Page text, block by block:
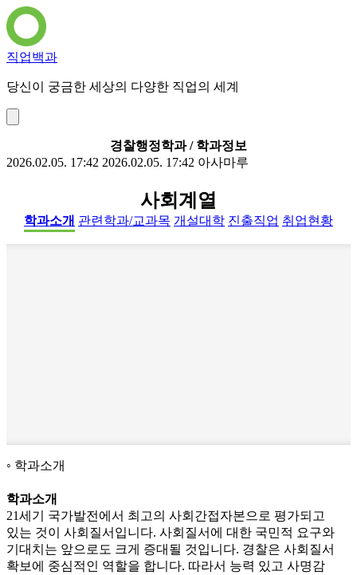
직업백과
당신이 궁금한 세상의 다양한 직업의 세계
경찰행정학과 / 학과정보
2026.02.05. 17:42 2026.02.05. 17:42 아사마루
사회계열
학과소개 관련학과/교과목 개설대학 진출직업 취업현황
학과소개
학과소개
21세기 국가발전에서 최고의 사회간접자본으로 평가되고
있는 것이 사회질서입니다. 사회질서에 대한 국민적 요구와
기대치는 앞으로도 크게 증대될 것입니다. 경찰은 사회질서
확보에 중심적인 역할을 합니다. 따라서 능력 있고 사명감